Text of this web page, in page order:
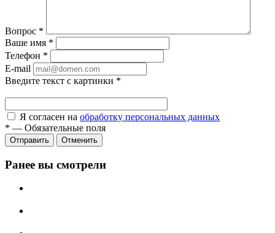
Вопрос *
Ваше имя *
Телефон *
E-mail
Введите текст с картинки *
Я согласен на обработку персональных данных
* — Обязательные поля
Отправить Отменить
Ранее вы смотрели